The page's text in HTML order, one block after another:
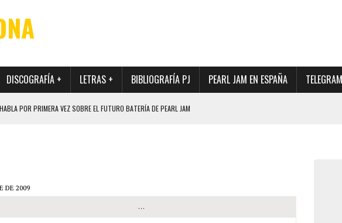
DISCOGRAFÍA + LETRAS + BIBLIOGRAFÍA PJ PEARL JAM EN ESPAÑA
POR PRIMERA VEZ SOBRE EL FUTURO BATERÍA DE PEARL JAM
UN LIBRO CON FOTOGRAFÍAS INÉDITAS DE LA HISTORIA DE PEARL JAM
DE 2009
…